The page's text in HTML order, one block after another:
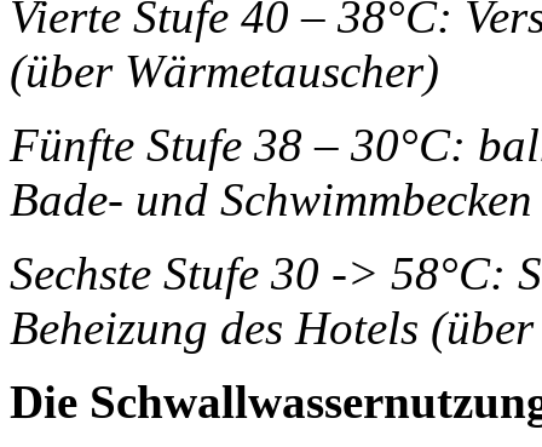
Vierte Stufe 40 – 38°C:
(über Wärmetauscher)
Fünfte Stufe 38 – 30°C:
Bade- und
Sechste Stufe 30 -> 58°C:
Beheizung des Hotels
Die